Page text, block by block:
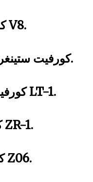
1955 كورفيت V8.
كورفيت ستينغراي 1963 كوبيه النافذة.
1970 كورفيت ستينغراي LT-1.
1990 كورفيت ZR-1.
2002 كورفيت Z06.